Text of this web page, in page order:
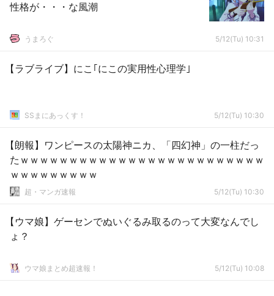
性格が・・・な風潮
うまろぐ 5/12(Tu) 10:31
【ラブライブ】にこ｢にこの実用性心理学｣
SSまにあっくす！ 5/12(Tu) 10:30
【朗報】ワンピースの太陽神ニカ、「四幻神」の一柱だっ
たｗｗｗｗｗｗｗｗｗｗｗｗｗｗｗｗｗｗｗｗｗｗｗｗｗ
ｗｗｗｗｗｗｗｗｗ
超・マンガ速報 5/12(Tu) 10:30
【ウマ娘】ゲーセンでぬいぐるみ取るのって大変なんでし
ょ？
ウマ娘まとめ超速報！ 5/12(Tu) 10:08